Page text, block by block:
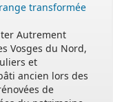
transformée
Autrement
Vosges du Nord,
et
ancien lors des
de